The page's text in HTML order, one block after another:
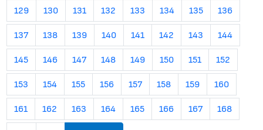
129 130 131 132 133 134 135 136
137 138 139 140 141 142 143 144
145 146 147 148 149 150 151 152
153 154 155 156 157 158 159 160
161 162 163 164 165 166 167 168